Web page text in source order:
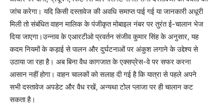
जांच करेगा। यदि किसी दस्तावेज की अवधि समाप्त पाई गई या जानकारी अधूरी
मिली तो संबंधित वाहन मालिक के पंजीकृत मोबाइल नंबर पर तुरंत ई-चालान भेज
दिया जाएगा।उन्नाव के एआरटीओ प्रवर्तन संजीव कुमार सिंह के अनुसार, यह
कदम नियमों के कड़ाई से पालन और दुर्घटनाओं पर अंकुश लगाने के उद्देश्य से
उठाया जा रहा है। अब बिना वैध कागजात के एक्सप्रेस-वे पर सफर करना
आसान नहीं होगा। वाहन चालकों को सलाह दी गई है कि यात्रा से पहले अपने
सभी दस्तावेज अपडेट और वैध रखें, अन्यथा टोल प्लाजा पर ही चालान कट
सकता है।